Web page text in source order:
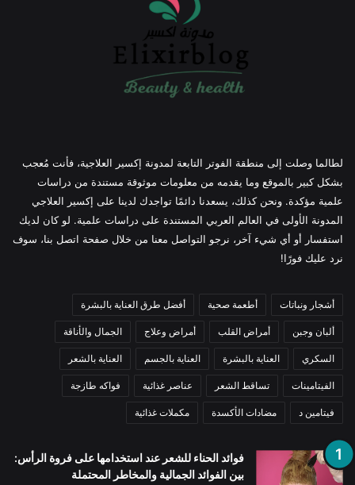
لطالما وصلت إلى منطقة الفوتر التابعة لمدونة إكسير العلاجية، فأنت مُعجب
بشكل كبير بالموقع وما يقدمه من معلومات موثوقة مستندة من دراسات
علمية مؤكدة. ونحن كذلك، يسعدنا دائمًا تواجدك لدينا على إكسير العلاجي
المدونة الأولى في العالم العربي المستندة على دراسات علمية. لو كان لديك
استفسار أو أي شيء آخر، نرجو التواصل معنا من خلال صفحة اتصل بنا، سوف
نرد عليك فورًا!
أشجار ونباتات أطعمة صحية أفضل طرق العناية بالبشرة
ألبان وجبن أمراض القلب أمراض وعلاج الجمال والأناقة
السكري العناية بالبشرة العناية بالجسم العناية بالشعر
الفيتامينات تساقط الشعر عناصر غذائية فواكه طازجة
فيتامين د مضادات الأكسدة مكملات غذائية
فوائد الحناء للشعر عند استخدامها على فروة الرأس:
بين الفوائد الجمالية والمخاطر المحتملة